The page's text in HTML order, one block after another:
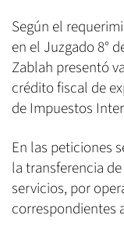
Según el
en el Juzgado 8°
Zablah presentó
crédito fiscal de
de Impuestos
En las peticiones
la transferencia
servicios, por
correspondientes